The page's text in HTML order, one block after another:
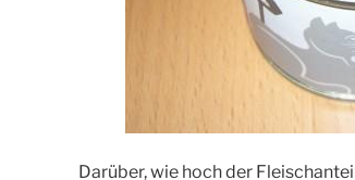
Darüber, wie hoch der